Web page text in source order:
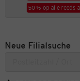
50% op alle reeds
Neue Filialsuche